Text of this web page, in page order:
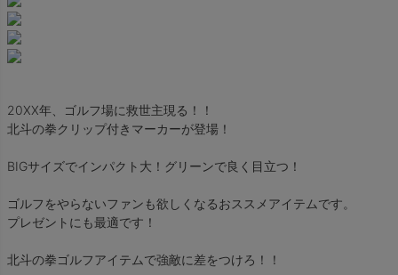
20XX年、ゴルフ場に救世主現る！！
北斗の拳クリップ付きマーカーが登場！
BIGサイズでインパクト大！グリーンで良く目立つ！
ゴルフをやらないファンも欲しくなるおススメアイテムです。
プレゼントにも最適です！
北斗の拳ゴルフアイテムで強敵に差をつけろ！！